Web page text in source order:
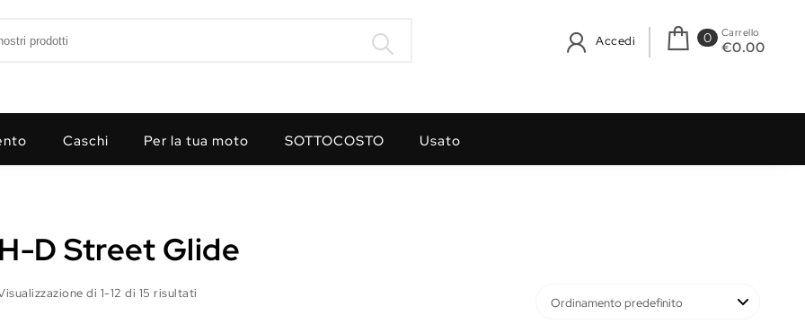
Accedi
0 Carrello
€0.00
Caschi Per la tua moto SOTTOCOSTO Usato
H-D Street Glide
di 1-12 di 15 risultati